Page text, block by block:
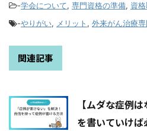
-学会について, 専門資格の準備, 資
-やりがい, メリット , 外来がん治療
関連記事
【ムダな症例
を書いていけ